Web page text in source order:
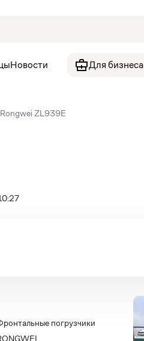
Новости Для бизнеса
Rongwei ZL939E
погрузчики